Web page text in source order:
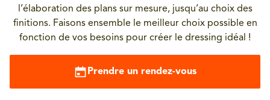
l’élaboration des plans sur mesure, jusqu’au choix des
finitions. Faisons ensemble le meilleur choix possible en
fonction de vos besoins pour créer le dressing idéal !
Prendre un rendez-vous